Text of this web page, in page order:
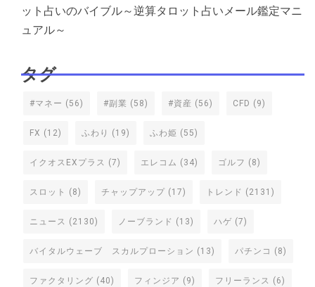
ット占いのバイブル～逆算タロット占いメール鑑定マニ
ュアル～
タグ
#マネー (56) #副業 (58) #資産 (56) CFD (9)
FX (12) ふわり (19) ふわ姫 (55)
イクオスEXプラス (7) エレコム (34) ゴルフ (8)
スロット (8) チャップアップ (17) トレンド (2131)
ニュース (2130) ノーブランド (13) ハゲ (7)
バイタルウェーブ スカルプローション (13) パチンコ (8)
ファクタリング (40) フィンジア (9) フリーランス (6)